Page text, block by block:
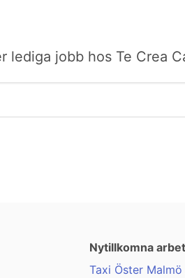
jobb hos Te Crea
Nytillkomna
Taxi Öster Malmö